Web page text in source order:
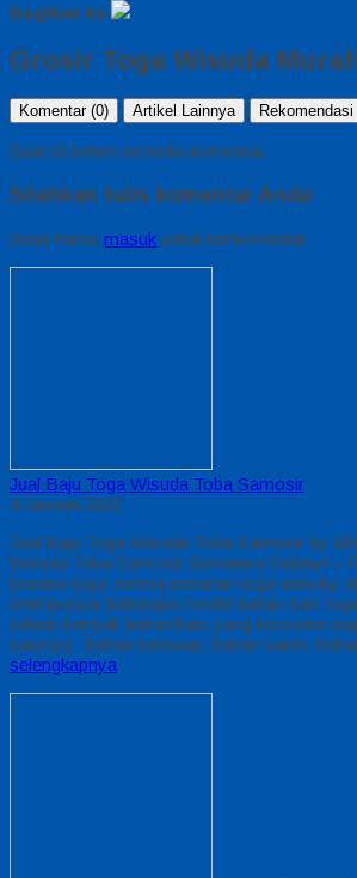
Bagikan ke
Grosir Toga Wisuda
Komentar (0) Artikel Lainnya Rekomendasi
Saat ini belum tersedia komentar.
Silahkan tulis komentar Anda
Anda harus masuk untuk berkomentar.
Jual Baju Toga Wisuda Toba Samosir
4 Januari 2021
Jual Baju Toga Wisuda Toba Samosir by
Wisuda Toba Samosir Sumatera Selatan –
busana toga. terima pesanan toga wisuda,
mempunyai beberapa model bahan kain
sekian banyak bahan/kain yang konveksi
satunya : bahan bestway, bahan saten,
selengkapnya